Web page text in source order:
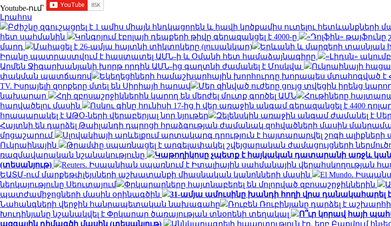
Youtube-ում`
Լրահոս
Բժիշկը զգուշացրել է 1 ամիս միայն հնդկացորեն և հավի կրծքամիս ուտելու հետևանքների
հետ սահմանին
Կոնգոյում էբոլայի դեպքերի թիվը գերազանցել է 4000-ը
«Դոլֆին»
մարդ
Մահացել է 26-ամյա հայտնի տիկտոկերը (լուսանկար)
Երևանի և մարզերի տասնյակ
Իրանը պատրաստվում է հաստատել ԱՄՆ-ի և Օմանի հետ համաձայնագիրը
«Լիդսն»
Արմեն Ջիգարխանյանի խորթ որդին ԱՄՆ-ից գաղտնի ժամանել է Մոսկվա
Ուկրաինայի
փակման պատճառով
Եկեղեցիների համաշխարհային խորհուրդը խորապես մտահոգված է
TV. Իսրայելի զորքերը մտել են Սիրիայի հարավ
Մեր զինված ուժերը ցույց տվեցին իրենց
նախարար
Հղի զբոսաշրջիկներին կարող են մերժել մուտք գործել ԱՄՆ
Հութիները
հարվածելու մասին
Ոսկու գինը հունիսի 17-ից ի վեր առաջին անգամ գերազանցել է 4400
հրապարակել է ԱԹՕ-ների վերաբերյալ նոր նյութեր
Զելենսկին առաջին անգամ ժամանել է
Հայտնի են դարձել Թաիլանդի դպրոցի հրաձգության ժամանակ զոհվածների մասին
մրցաշարում
Սլովակիայի արևելքում արտակարգ դրություն է հայտարարվել շոգի
Ուկրաինային
Թրամփը սպառնացել է արգելափակել շվեյցարական ժամացույցների
ռազմավարական նշանակությունը
Կաթողիկոսը չպետք է հայկական դատարանի առջև
(տեսանյութ)
Reuters. Իսպանիան սպառնում է Իտալիային սահմանային վերահսկողության
ԵԱՏՄ-ում մարքեթփլեյսների աշխատանքի միասնական կանոնների մասին
El Mundo.
ներկայությունը Սեուտայում
Փրկարարները հայտնաբերել են մոլորված զբոսաշրջիկներին
պատժամիջոցների մասին օրինագծին
31-ամյա ամուսինը խանդի հողի վրա դանակահարել է
Նահանգների վերջին հանրապետական ​​նախագահը
Ռուբեն Ռուբինյանը դարձել է
Խուդինյանը նշանակվել է Փրկարար ծառայության տնօրենի տեղակալ
Ո՞ւր կորավ հայի
ազգային դիմագծի մասին (տեսանյութ)
Աննկարագրելի հպարտություն էր, երբ Բաքվում